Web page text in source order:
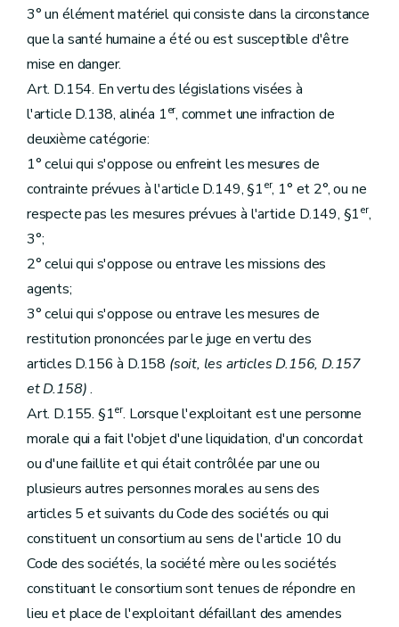
3° un élément matériel qui consiste dans la circonstance
que la santé humaine a été ou est susceptible d'être
mise en danger.
Art. D.154. En vertu des législations visées à
l'article D.138, alinéa 1er, commet une infraction de
deuxième catégorie:
1° celui qui s'oppose ou enfreint les mesures de
contrainte prévues à l'article D.149, §1er, 1° et 2°, ou ne
respecte pas les mesures prévues à l'article D.149, §1er,
3°;
2° celui qui s'oppose ou entrave les missions des
agents;
3° celui qui s'oppose ou entrave les mesures de
restitution prononcées par le juge en vertu des
articles D.156 à D.158 (soit, les articles D.156, D.157
et D.158).
Art. D.155. §1er. Lorsque l'exploitant est une personne
morale qui a fait l'objet d'une liquidation, d'un concordat
ou d'une faillite et qui était contrôlée par une ou
plusieurs autres personnes morales au sens des
articles 5 et suivants du Code des sociétés ou qui
constituent un consortium au sens de l'article 10 du
Code des sociétés, la société mère ou les sociétés
constituant le consortium sont tenues de répondre en
lieu et place de l'exploitant défaillant des amendes